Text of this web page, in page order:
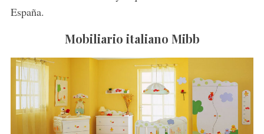
España.
Mobiliario italiano Mibb